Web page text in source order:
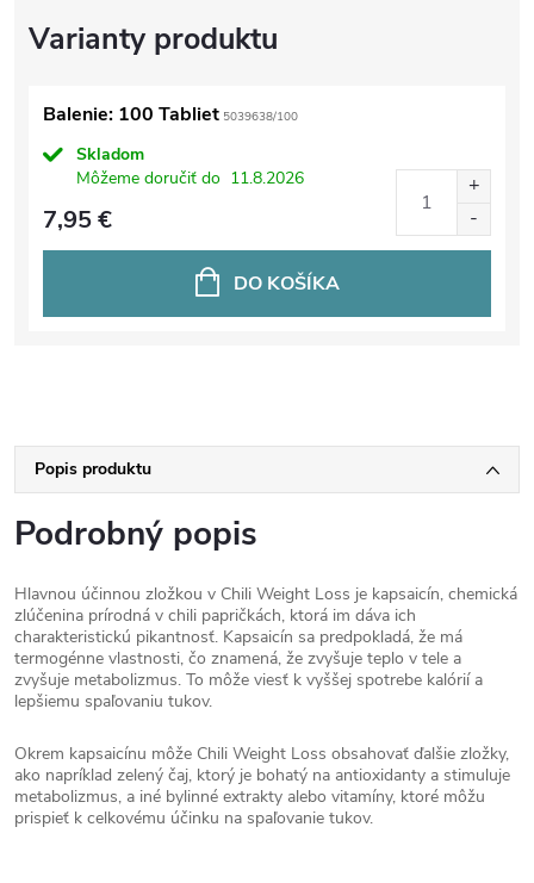
Balenie: 100 Tabliet 5039638/100
Skladom
Môžeme doručiť do 11.8.2026
7,95 €
DO KOŠÍKA
Popis produktu
Podrobný popis
Hlavnou účinnou zložkou v Chili Weight Loss je kapsaicín, chemická
zlúčenina prírodná v chili papričkách, ktorá im dáva ich
charakteristickú pikantnosť. Kapsaicín sa predpokladá, že má
termogénne vlastnosti, čo znamená, že zvyšuje teplo v tele a
zvyšuje metabolizmus. To môže viesť k vyššej spotrebe kalórií a
lepšiemu spaľovaniu tukov.
Okrem kapsaicínu môže Chili Weight Loss obsahovať ďalšie zložky,
ako napríklad zelený čaj, ktorý je bohatý na antioxidanty a stimuluje
metabolizmus, a iné bylinné extrakty alebo vitamíny, ktoré môžu
prispieť k celkovému účinku na spaľovanie tukov.